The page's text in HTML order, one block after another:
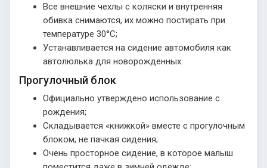
Все внешние чехлы с коляски и внутренняя
обивка снимаются, их можно постирать при
температуре 30°С;
Устанавливается на сидение автомобиля как
автолюлька для новорожденных.
Прогулочный блок
Официально утверждено использование с
рождения;
Складывается «книжкой» вместе с прогулочным
блоком, не пачкая сидения;
Очень просторное сидение, в которое малыш